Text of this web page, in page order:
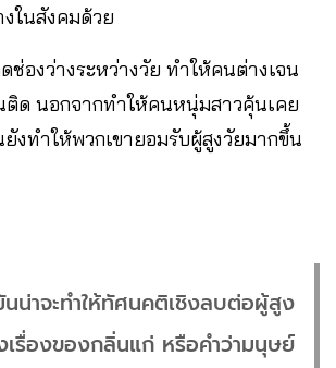
ในสังคมด้วย
ช่องว่างระหว่างวัย ทำให้คนต่างเจน
ติด นอกจากทำให้คนหนุ่มสาวคุ้นเคย
งทำให้พวกเขายอมรับผู้สูงวัยมากขึ้น
น่าจะทำให้ทัศนคติเชิงลบต่อผู้สูง
เรื่องของกลิ่นแก่ หรือคำว่ามนุษย์